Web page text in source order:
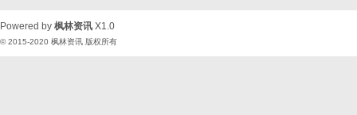
Powered by 枫林资讯 X1.0
© 2015-2020 枫林资讯 版权所有